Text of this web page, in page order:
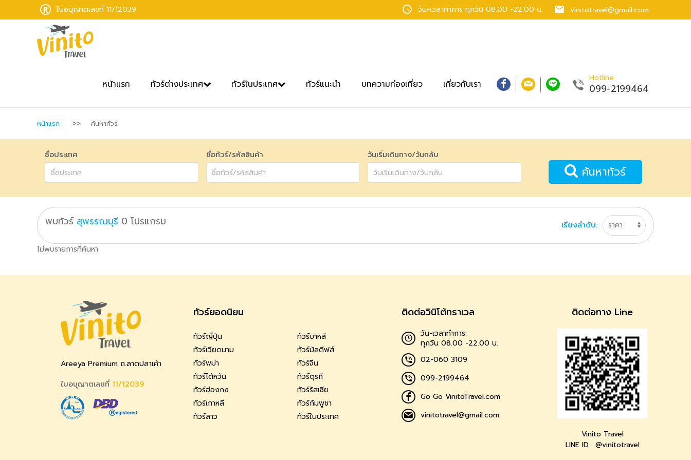
ใบอนุญาตเลขที่ 11/12039 วัน-เวลาทำการ ทุกวัน 08.00 -22.00 น. vinitotravel@gmail.com
หน้าแรก ทัวร์ต่างประเทศ ทัวร์ในประเทศ ทัวร์แนะนำ บทความท่องเที่ยว เกี่ยวกับเรา
Hotline
099-2199464
หน้าแรก ค้นหาทัวร์
ชื่อประเทศ ชื่อทัวร์/รหัสสินค้า วันเริ่มเดินทาง/วันกลับ
ค้นหาทัวร์
พบทัวร์ สุพรรณบุรี 0 โปรแกรม เรียงลำดับ:
ไม่พบรายการที่ค้นหา
Areeya Premium ถ.ลาดปลาเค้า
ใบอนุญาตเลขที่ 11/12039
ทัวร์ยอดนิยม
ทัวร์ญี่ปุ่น
ทัวร์บาหลี
ทัวร์เวียดนาม
ทัวร์มัลดีฟส์
ทัวร์พม่า
ทัวร์จีน
ทัวร์ไต้หวัน
ทัวร์ตุรกี
ทัวร์ฮ่องกง
ทัวร์รัสเซีย
ทัวร์เกาหลี
ทัวร์กัมพูชา
ทัวร์ลาว
ทัวร์ในประเทศ
ติดต่อวินิโต้ทราเวล
วัน-เวลาทำการ:
ทุกวัน 08.00 -22.00 น.
02-060 3109
099-2199464
Go Go VinitoTravel.com
vinitotravel@gmail.com
ติดต่อทาง Line
Vinito Travel
LINE ID : @vinitotravel